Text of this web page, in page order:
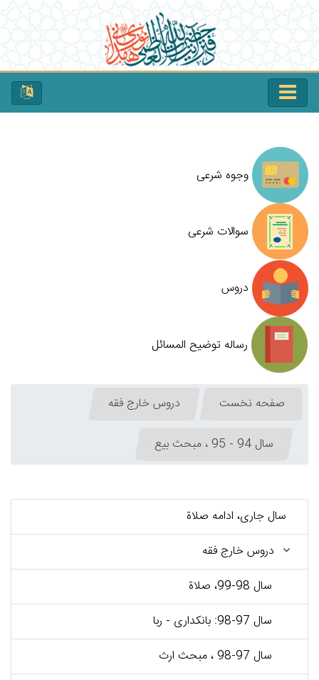
وجوه شرعی
سوالات شرعی
دروس
رساله توضیح المسائل
صفحه نخست دروس خارج فقه
سال 94 - 95 ، مبحث بیع
سال جاری، ادامه صلاة
دروس خارج فقه
سال 98-99، صلاة
سال 97-98: بانكداری - ربا
سال 97-98 ، مبحث ارث